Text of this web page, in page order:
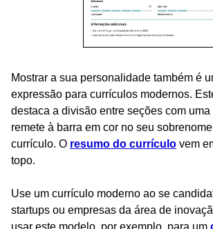
Mostrar a sua personalidade também é
expressão para currículos modernos.
destaca a divisão entre seções com
remete à barra em cor no seu
currículo. O resumo do currículo vem
topo.
Use um currículo moderno ao se
startups ou empresas da área de
usar este modelo, por exemplo, para um